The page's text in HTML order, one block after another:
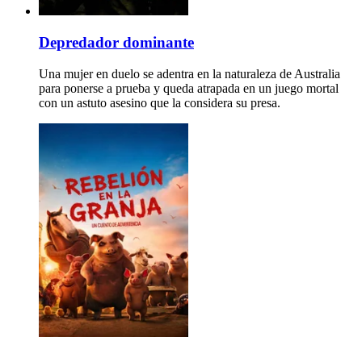
Depredador dominante
Una mujer en duelo se adentra en la naturaleza de Australia
para ponerse a prueba y queda atrapada en un juego mortal
con un astuto asesino que la considera su presa.